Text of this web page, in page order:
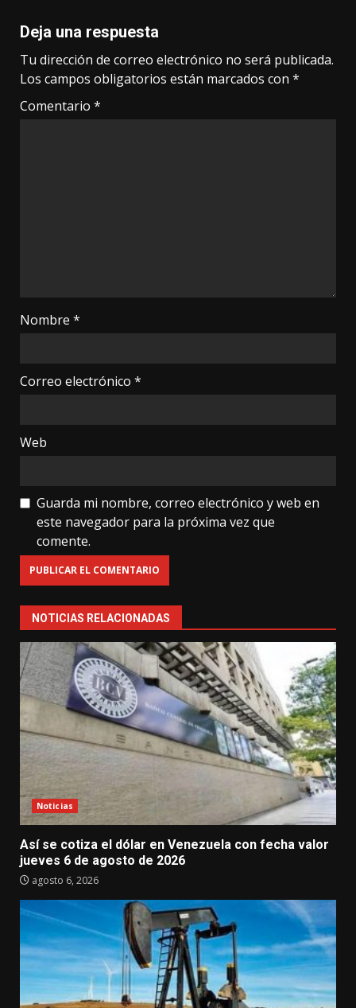
Deja una respuesta
Tu dirección de correo electrónico no será publicada.
Los campos obligatorios están marcados con *
Comentario *
Nombre *
Correo electrónico *
Web
Guarda mi nombre, correo electrónico y web en
este navegador para la próxima vez que
comente.
NOTICIAS RELACIONADAS
Noticias
Así se cotiza el dólar en Venezuela con fecha valor
jueves 6 de agosto de 2026
agosto 6, 2026